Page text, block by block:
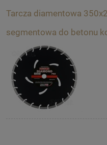
Tarcza diamentowa
segmentowa do betonu